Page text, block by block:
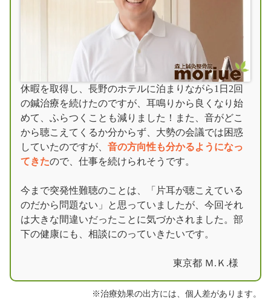
休暇を取得し、長野のホテルに泊まりながら1日2回
の鍼治療を続けたのですが、耳鳴りから良くなり始
めて、ふらつくことも減りました！また、音がどこ
から聴こえてくるか分からず、大勢の会議では困惑
していたのですが、 音の方向性も分かるようになっ
てきたので、仕事を続けられそうです。
今まで突発性難聴のことは、「片耳が聴こえている
のだから問題ない」と思っていましたが、今回それ
は大きな間違いだったことに気づかされました。部
下の健康にも、相談にのっていきたいです。
東京都 Ｍ.Ｋ.様
※治療効果の出方には、個人差があります。